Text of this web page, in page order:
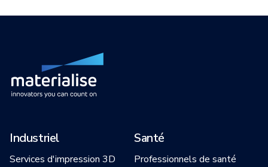
Industriel
Services d'impression 3D
Santé
Professionnels de santé